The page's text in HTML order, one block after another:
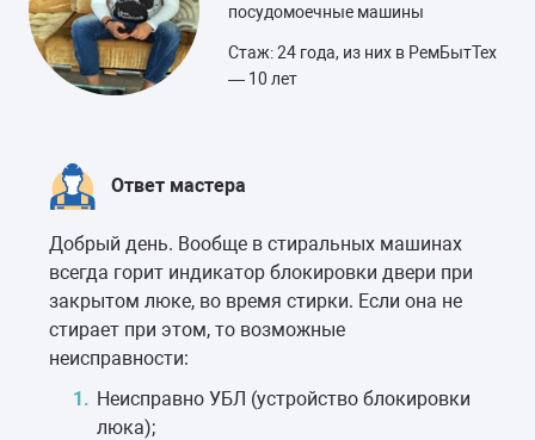
посудомоечные машины
Стаж: 24 года, из них в РемБытТех
— 10 лет
Ответ мастера
Добрый день. Вообще в стиральных машинах
всегда горит индикатор блокировки двери при
закрытом люке, во время стирки. Если она не
стирает при этом, то возможные
неисправности:
Неисправно УБЛ (устройство блокировки
люка);